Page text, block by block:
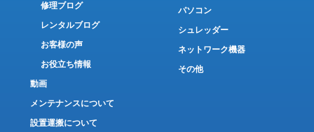
修理ブログ
レンタルブログ
お客様の声
お役立ち情報
動画
メンテナンスについて
設置運搬について
パソコン
シュレッダー
ネットワーク機器
その他